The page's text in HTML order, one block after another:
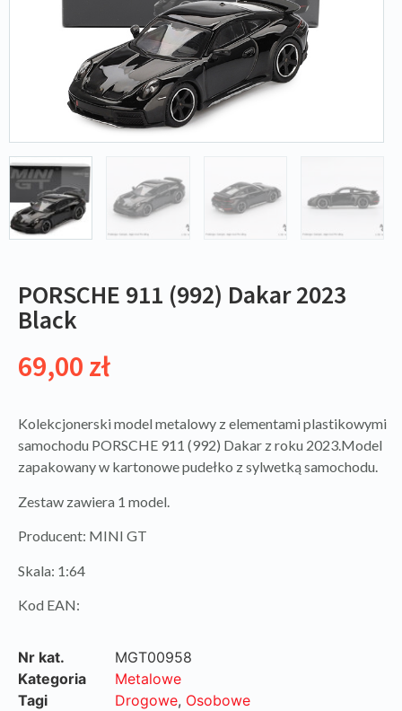
PORSCHE 911 (992) Dakar 2023
Black
69,00 zł
Kolekcjonerski model metalowy z elementami plastikowymi
samochodu PORSCHE 911 (992) Dakar z roku 2023.Model
zapakowany w kartonowe pudełko z sylwetką samochodu.
Zestaw zawiera 1 model.
Producent: MINI GT
Skala: 1:64
Kod EAN:
Nr kat.
MGT00958
Kategoria
Metalowe
Tagi
Drogowe, Osobowe